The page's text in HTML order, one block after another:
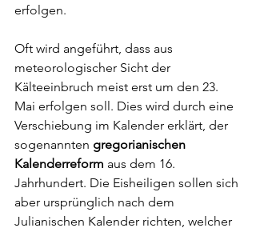
erfolgen.
Oft wird angeführt, dass aus
meteorologischer Sicht der
Kälteeinbruch meist erst um den 23.
Mai erfolgen soll. Dies wird durch eine
Verschiebung im Kalender erklärt, der
sogenannten gregorianischen
Kalenderreform aus dem 16.
Jahrhundert. Die Eisheiligen sollen sich
aber ursprünglich nach dem
Julianischen Kalender richten, welcher